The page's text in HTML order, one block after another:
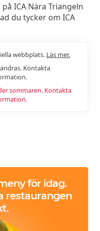
ICA Nära Triangeln
du tycker om ICA
webbplats. Läs mer.
Kontakta
sommaren. Kontakta
för idag.
restaurangen